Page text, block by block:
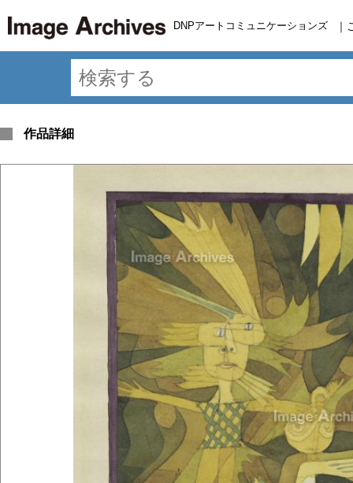
DNPアートコミュニケーションズ ｜
作品詳細